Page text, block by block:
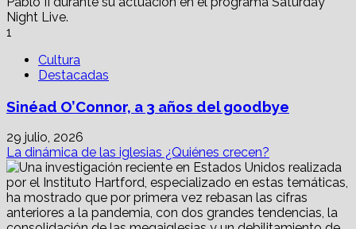
1
Cultura
Destacadas
Sinéad O’Connor, a 3 años del goodbye
29 julio, 2026
La dinámica de las iglesias ¿Quiénes crecen?